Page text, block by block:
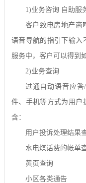
1)业务咨询 自助服
客户致电房地产商
语音导航的指引下输入
服务中，客户可以得到
2)业务查询
过通自动语音应答/
件、手机等方式为用户
含：
用户投诉处理结果
水电煤话费的帐单
黄页查询
小区各类通告